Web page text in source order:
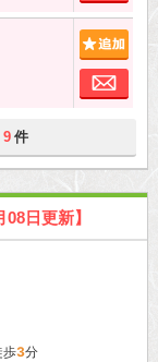
お
9 件
08日更新】
歩3分